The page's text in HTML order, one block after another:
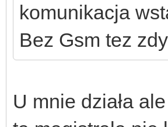
komunikacja
Bez Gsm tez
U mnie działa